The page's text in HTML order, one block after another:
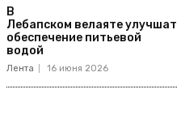
В
Лебапском велаяте улучшат
обеспечение питьевой
водой
Лента 16 июня 2026